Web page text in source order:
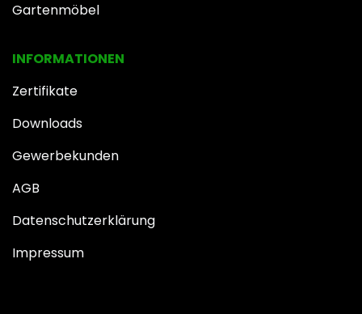
INFOR​MATIONEN
Zertifikate
Downloads
Gewerbekunden
AGB
Datenschutzerklärung
Impressum
Gartenmöbel